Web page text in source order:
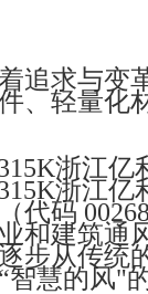
追求与变
、轻量
浙江亿
浙江亿
代码
和建筑通
步从传统
智慧的风"